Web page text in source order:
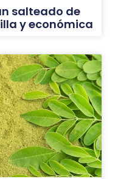
salteado de
y económica